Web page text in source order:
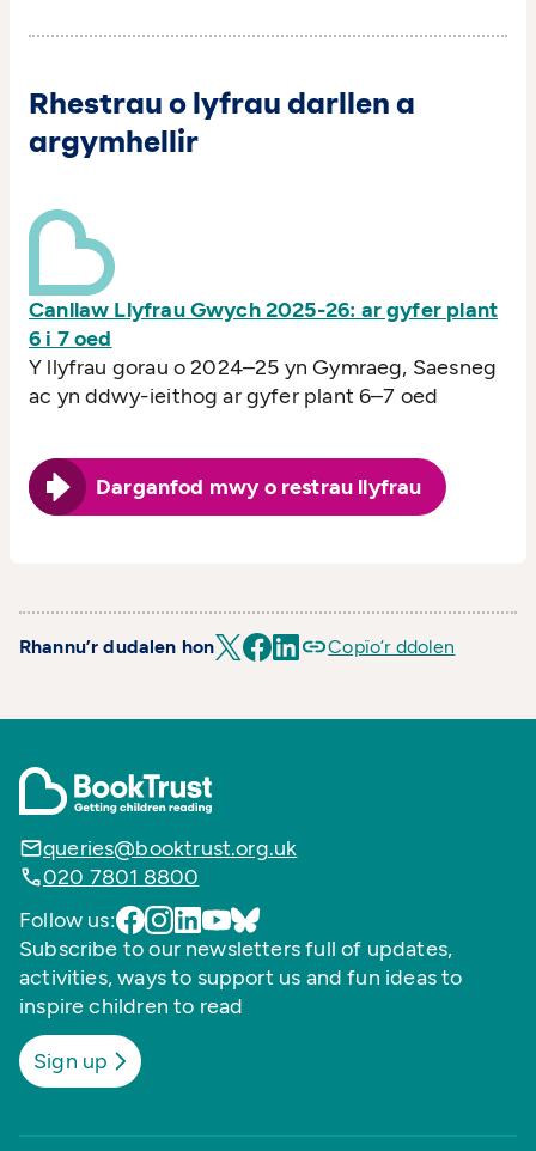
Rhestrau o lyfrau darllen a
argymhellir
Canllaw Llyfrau Gwych 2025-26: ar gyfer plant
6 i 7 oed
Y llyfrau gorau o 2024–25 yn Gymraeg, Saesneg
ac yn ddwy-ieithog ar gyfer plant 6–7 oed
Darganfod mwy o restrau llyfrau
Rhannu’r dudalen hon Copïo’r ddolen
queries@booktrust.org.uk
020 7801 8800
Follow us:
Subscribe to our newsletters full of updates,
activities, ways to support us and fun ideas to
inspire children to read
Sign up